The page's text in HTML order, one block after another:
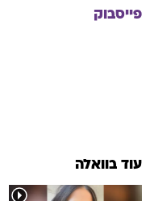
פייסבוק
עוד בוואלה